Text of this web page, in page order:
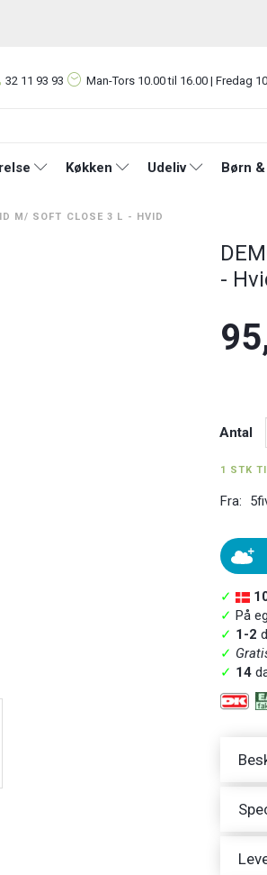
32 11 93 93 Man-Tors 10.00 til 16.00 | Fredag
Køkken Udeliv Børn
M/ SOFT CLOSE 3 L - HVID
-
Antal
1 STK
Fra:
✓
✓ På
✓ 1-2
✓
✓ 14